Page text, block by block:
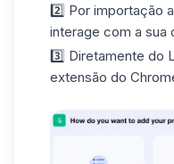
2️⃣ Por importação
interage com a sua
3️⃣ Diretamente do
extensão do